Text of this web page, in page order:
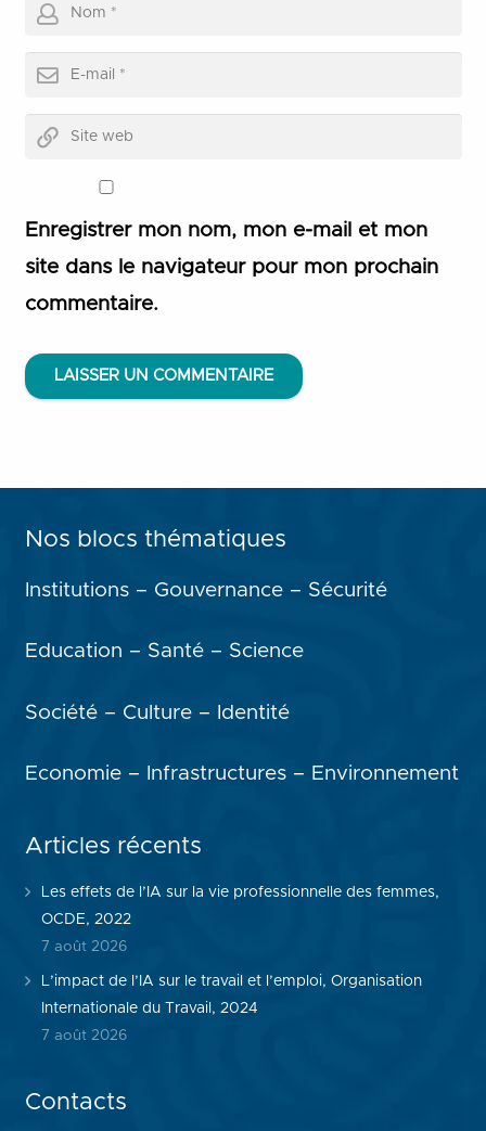
Enregistrer mon nom, mon e-mail et mon
site dans le navigateur pour mon prochain
commentaire.
LAISSER UN COMMENTAIRE
Nos blocs thématiques
Institutions – Gouvernance – Sécurité
Education – Santé – Science
Société – Culture – Identité
Economie – Infrastructures – Environnement
Articles récents
Les effets de l’IA sur la vie professionnelle des femmes,
OCDE, 2022
7 août 2026
L’impact de l’IA sur le travail et l’emploi, Organisation
Internationale du Travail, 2024
7 août 2026
Contacts